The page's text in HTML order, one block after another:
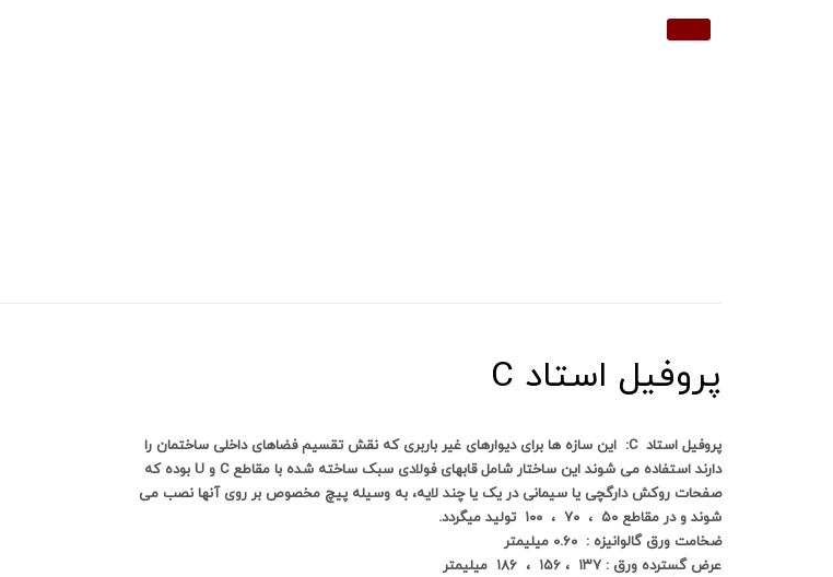
پروفیل استاد C
پروفیل استاد C: این سازه ها برای دیوارهای غیر باربری که نقش تقسیم فضاهای داخلی ساختمان را
دارند استفاده می شوند این ساختار شامل قابهای فولادی سبک ساخته شده با مقاطع C و U بوده که
صفحات روکش دارگچی یا سیمانی در یک یا چند لایه، به وسیله پیچ مخصوص بر روی آنها نصب می
شوند و در مقاطع ۵۰ ، ۷۰ ، ۱۰۰ تولید میگردد.
ضخامت ورق گالوانیزه : ۰.۶۰ میلیمتر
عرض گسترده ورق : ۱۳۷ ، ۱۵۶ ، ۱۸۶ میلیمتر